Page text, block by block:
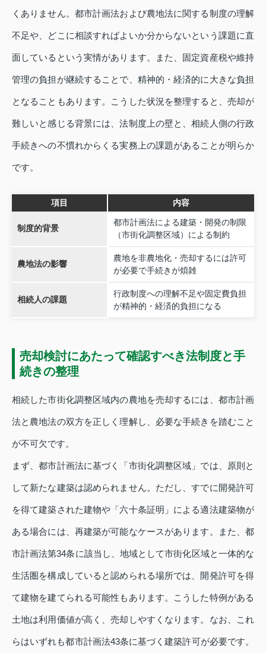
くありません。都市計画法および農地法に関する制度の理解
不足や、どこに相談すればよいか分からないという課題に直
面しているという実情があります。また、固定資産税や維持
管理の負担が継続することで、精神的・経済的に大きな負担
となることもあります。こうした状況を整理すると、売却が
難しいと感じる背景には、法制度上の壁と、相続人側の行政
手続きへの不慣れからくる実務上の課題があることが明らか
です。
項目 内容
制度的背景
都市計画法による建築・開発の制限
（市街化調整区域）による制約
農地法の影響
農地を非農地化・売却するには許可
が必要で手続きが煩雑
相続人の課題
行政制度への理解不足や固定費負担
が精神的・経済的負担になる
売却検討にあたって確認すべき法制度と手
続きの整理
相続した市街化調整区域内の農地を売却するには、都市計画
法と農地法の双方を正しく理解し、必要な手続きを踏むこと
が不可欠です。
まず、都市計画法に基づく「市街化調整区域」では、原則と
して新たな建築は認められません。ただし、すでに開発許可
を得て建築された建物や「六十条証明」による適法建築物が
ある場合には、再建築が可能なケースがあります。また、都
市計画法第34条に該当し、地域として市街化区域と一体的な
生活圏を構成していると認められる場所では、開発許可を得
て建物を建てられる可能性もあります。こうした特例がある
土地は利用価値が高く、売却しやすくなります。なお、これ
らはいずれも都市計画法43条に基づく建築許可が必要です。